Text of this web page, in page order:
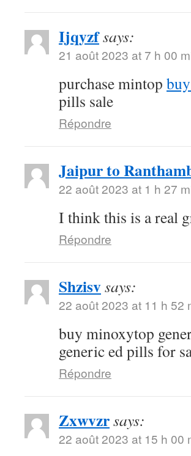
Ijqyzfsays:
21 août 2023 at 7 h 00
purchase mintop
pills sale
Répondre
Jaipur to
22 août 2023 at 1 h 27
I think this is a real
Répondre
Shzisvsays:
22 août 2023 at 11 h 52
buy minoxytop
generic ed pills for
Répondre
Zxwvzrsays:
22 août 2023 at 15 h 00